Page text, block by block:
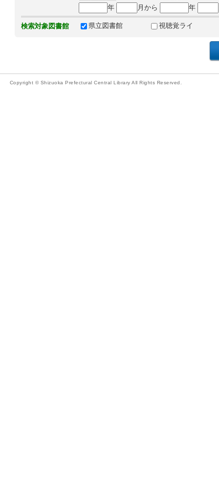
年
月から 年
検索対象図書館 県立図書館 視聴覚ライ
Copyright © Shizuoka Prefectural Central Library All Rights Reserved.